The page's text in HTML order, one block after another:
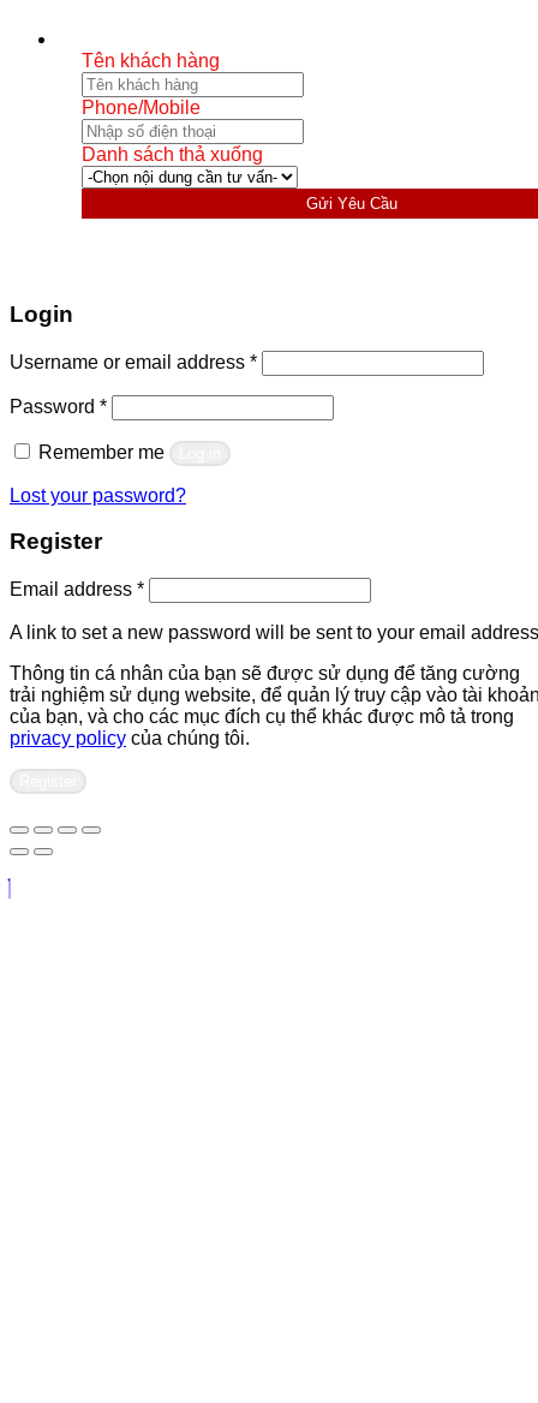
Tên khách hàng
Phone/Mobile
Danh sách thả xuống
Gửi Yêu Cầu
Login
Username or email address *Required
Password *Required
Remember me
Lost your password?
Register
Email address *Required
A link to set a new password will be sent to your email
Thông tin cá nhân của bạn sẽ được sử dụng để tăng cường
trải nghiệm sử dụng website, để quản lý truy cập vào tài
của bạn, và cho các mục đích cụ thể khác được mô tả trong
privacy policy của chúng tôi.